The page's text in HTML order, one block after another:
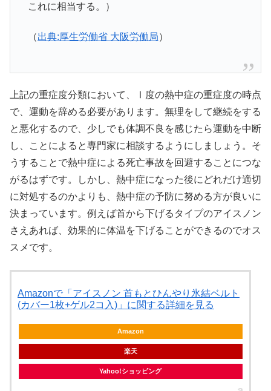
これに相当する。）
（出典:厚生労働省 大阪労働局）
上記の重症度分類において、Ⅰ度の熱中症の重症度の時点
で、運動を辞める必要があります。無理をして継続をする
と悪化するので、少しでも体調不良を感じたら運動を中断
し、ことによると専門家に相談するようにしましょう。そ
うすることで熱中症による死亡事故を回避することにつな
がるはずです。しかし、熱中症になった後にどれだけ適切
に対処するのかよりも、熱中症の予防に努める方が良いに
決まっています。例えば首から下げるタイプのアイスノン
さえあれば、効果的に体温を下げることができるのでオス
スメです。
Amazonで「アイスノン 首もとひんやり氷結ベルト
(カバー1枚+ゲル2コ入)」に関する詳細を見る
Amazon
楽天
Yahoo!ショッピング